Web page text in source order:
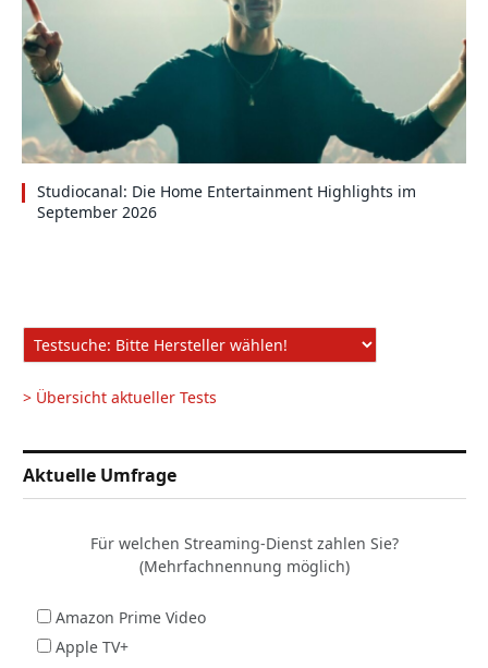
Studiocanal: Die Home Entertainment Highlights im
September 2026
> Übersicht aktueller Tests
Aktuelle Umfrage
Für welchen Streaming-Dienst zahlen Sie?
(Mehrfachnennung möglich)
Amazon Prime Video
Apple TV+